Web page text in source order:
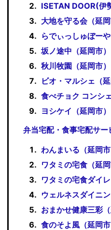
ISETAN DOOR(伊
大地を守る会（延岡
らでぃっしゅぼーや
坂ノ途中（延岡市）
秋川牧園（延岡市）
ビオ・マルシェ（延
食べチョク コンシ
ヨシケイ（延岡市）
弁当宅配・食事宅配サー
わんまいる（延岡市
ワタミの宅食（延岡
ワタミの宅食ダイ
ウェルネスダイニン
おまかせ健康三彩（
食のそよ風（延岡市